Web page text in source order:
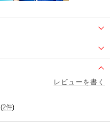
レビューを書く
(2件)